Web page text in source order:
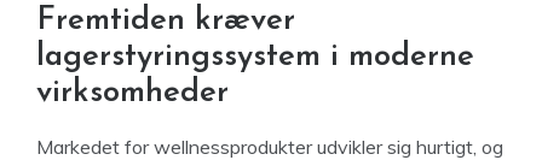
Fremtiden kræver
lagerstyringssystem i moderne
virksomheder
Markedet for wellnessprodukter udvikler sig hurtigt, og